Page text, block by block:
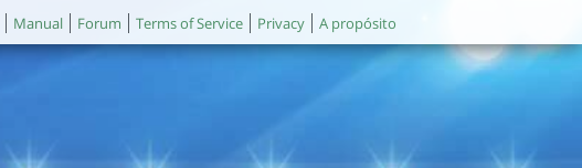
Manual Forum Terms of Service Privacy A propósito